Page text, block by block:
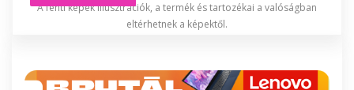
A fenti képek illusztrációk, a termék és tartozékai a valóságban
eltérhetnek a képektől.